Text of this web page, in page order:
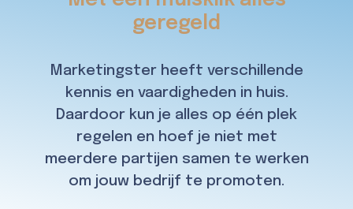
geregeld
Marketingster heeft verschillende
kennis en vaardigheden in huis.
Daardoor kun je alles op één plek
regelen en hoef je niet met
meerdere partijen samen te werken
om jouw bedrijf te promoten.